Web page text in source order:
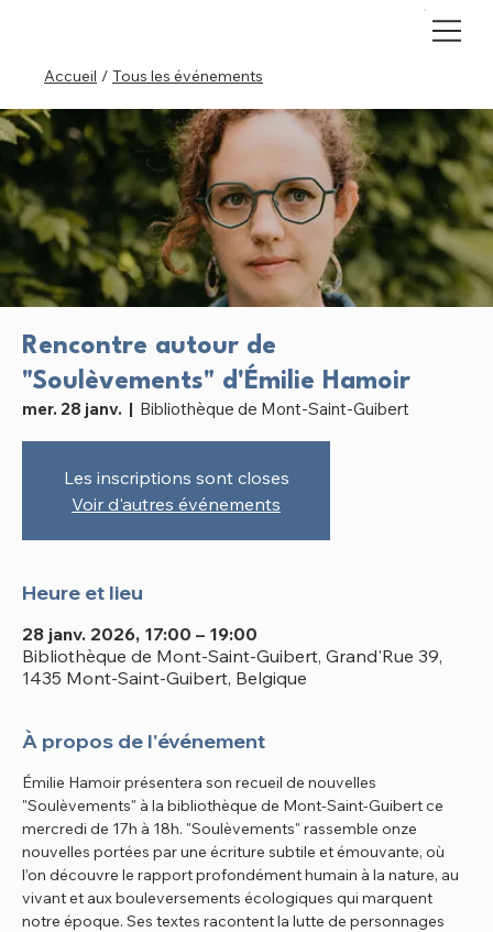
Accueil / Tous les événements
Rencontre autour de
"Soulèvements" d'Émilie Hamoir
mer. 28 janv.
  |
Bibliothèque de Mont-Saint-Guibert
Les inscriptions sont closes
Voir d'autres événements
Heure et lieu
28 janv. 2026, 17:00 – 19:00
Bibliothèque de Mont-Saint-Guibert, Grand'Rue 39,
1435 Mont-Saint-Guibert, Belgique
À propos de l'événement
Émilie Hamoir présentera son recueil de nouvelles
"Soulèvements" à la bibliothèque de Mont-Saint-Guibert ce
mercredi de 17h à 18h. "Soulèvements" rassemble onze
nouvelles portées par une écriture subtile et émouvante, où
l’on découvre le rapport profondément humain à la nature, au
vivant et aux bouleversements écologiques qui marquent
notre époque. Ses textes racontent la lutte de personnages